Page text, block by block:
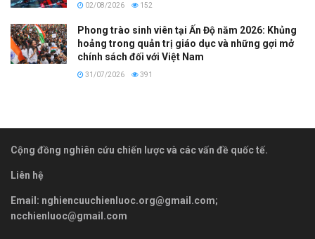
02/08/2026 152
Phong trào sinh viên tại Ấn Độ năm 2026: Khủng
hoảng trong quản trị giáo dục và những gợi mở
chính sách đối với Việt Nam
31/07/2026 391
Cộng đồng nghiên cứu chiến lược và các vấn đề quốc tế.
Liên hệ
Email: nghiencuuchienluoc.org@gmail.com;
ncchienluoc@gmail.com